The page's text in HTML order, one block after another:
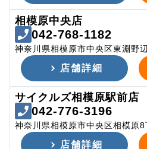
相模原中央店
042-768-1182
神奈川県相模原市中央区東淵野
店舗詳細
サイクルズ相模原駅前店
042-776-3196
神奈川県相模原市中央区相模原
店舗詳細